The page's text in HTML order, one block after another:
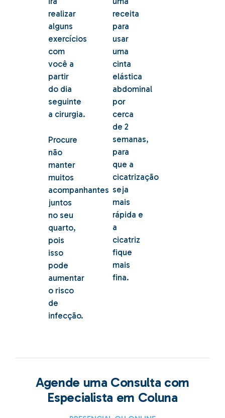
realizar
alguns
exercícios
com
você a
partir
do dia
seguinte
a cirurgia.
Procure
não
manter
muitos
acompanhantes
juntos
no seu
quarto,
pois
isso
pode
aumentar
o risco
de
infecção.
receita
para
usar
uma
cinta
elástica
abdominal
por
cerca
de 2
semanas,
para
que a
cicatrização
seja
mais
rápida e
a
cicatriz
fique
mais
fina.
Agende uma Consulta com
Especialista em Coluna